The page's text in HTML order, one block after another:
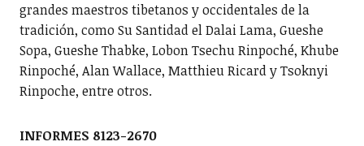
grandes maestros tibetanos y occidentales de la
tradición, como Su Santidad el Dalai Lama, Gueshe
Sopa, Gueshe Thabke, Lobon Tsechu Rinpoché, Khube
Rinpoché, Alan Wallace, Matthieu Ricard y Tsoknyi
Rinpoche, entre otros.
INFORMES 8123-2670